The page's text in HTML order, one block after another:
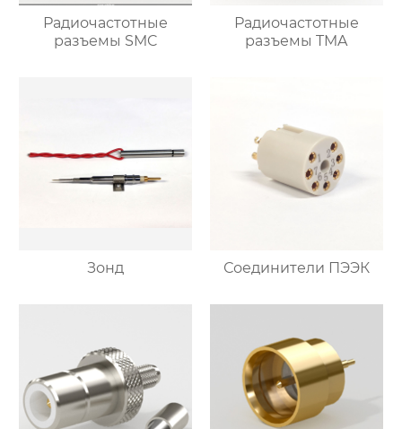
Радиочастотные
разъемы SMC
Радиочастотные
разъемы TMA
Зонд Соединители ПЭЭК